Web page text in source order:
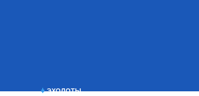
ЭХОЛОТЫ